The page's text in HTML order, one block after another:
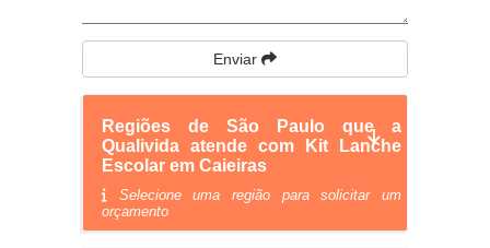
Enviar
Regiões de São Paulo que a
Qualivida atende com Kit Lanche
Escolar em Caieiras
Selecione uma região para solicitar um
orçamento